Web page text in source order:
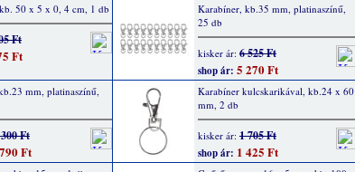
50 x 5 x 0, 4 cm, 1 db
Ft
Ft
Karabíner, kb.35 mm, platinaszínű,
25 db
kisker ár: 6 525 Ft
shop ár: 5 270 Ft
mm, platinaszínű,
Ft
Ft
Karabíner kulcskarikával, kb.24 x 60
mm, 2 db
kisker ár: 1 705 Ft
shop ár: 1 425 Ft